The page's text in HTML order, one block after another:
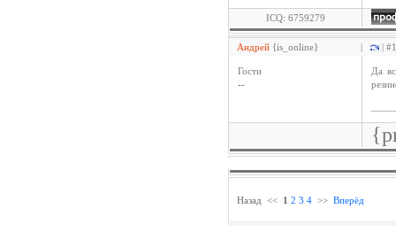
ICQ: 6759279
Андрей {is_online} | |
Гости
--
Да
Назад << 1 2 3 4 >> Вперёд